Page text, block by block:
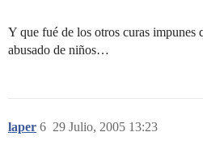
Y que fué de los otros curas impunes
abusado de niños…
laper 29 Julio, 2005 13:23
6